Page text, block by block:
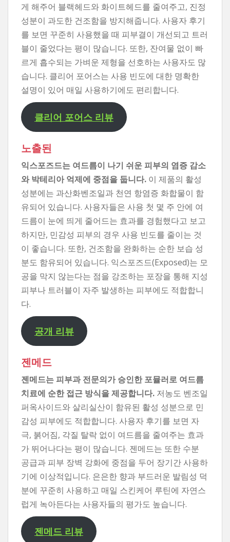
게 해주어 블랙헤드와 화이트헤드를 줄여주고, 진정
성분이 과도한 건조함을 방지해줍니다. 사용자 후기
를 보면 꾸준히 사용했을 때 피부결이 개선되고 트러
블이 줄었다는 평이 많습니다. 또한, 잔여물 없이 빠
르게 흡수되는 가벼운 제형을 선호하는 사용자도 많
습니다. 클리어 포어스는 사용 빈도에 대한 명확한
설명이 있어 매일 사용하기에도 편리합니다.
클리어 포어스 리뷰
노출된
익스포즈드는 여드름이 나기 쉬운 피부의 염증 감소
와 박테리아 억제에 중점을 둡니다. 이 제품의 활성
성분에는 과산화벤조일과 천연 항염증 화합물이 함
유되어 있습니다. 사용자들은 사용 첫 몇 주 안에 여
드름이 눈에 띄게 줄어드는 효과를 경험했다고 보고
하지만, 민감성 피부의 경우 사용 빈도를 줄이는 것
이 좋습니다. 또한, 건조함을 완화하는 순한 보습 성
분도 함유되어 있습니다. 익스포즈드(Exposed)는 모
공을 막지 않는다는 점을 강조하는 포장을 통해 지성
피부나 트러블이 자주 발생하는 피부에도 적합합니
다.
공개 리뷰
젠메드
젠메드는 피부과 전문의가 승인한 포뮬러로 여드름
치료에 순한 접근 방식을 제공합니다. 저농도 벤조일
퍼옥사이드와 살리실산이 함유된 활성 성분으로 민
감성 피부에도 적합합니다. 사용자 후기를 보면 자
극, 붉어짐, 각질 탈락 없이 여드름을 줄여주는 효과
가 뛰어나다는 평이 많습니다. 젠메드는 또한 수분
공급과 피부 장벽 강화에 중점을 두어 장기간 사용하
기에 이상적입니다. 은은한 향과 부드러운 발림성 덕
분에 꾸준히 사용하고 매일 스킨케어 루틴에 자연스
럽게 녹아든다는 사용자들의 평가도 높습니다.
젠메드 리뷰